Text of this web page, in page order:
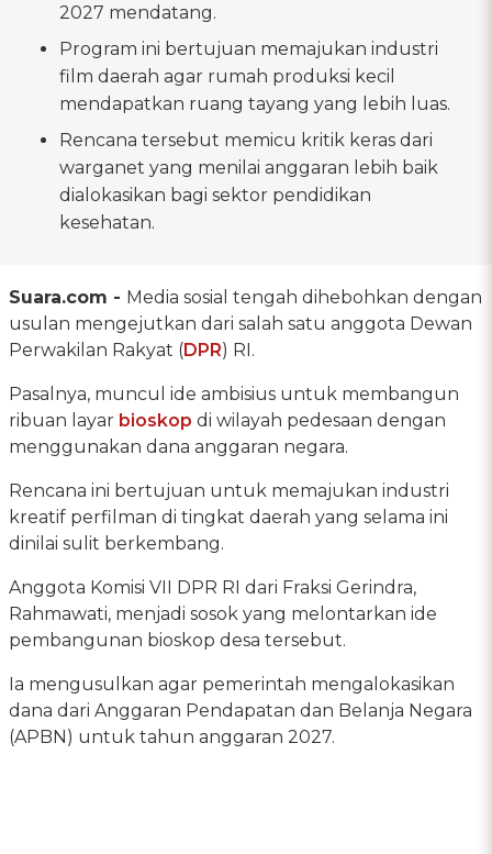
2027 mendatang.
Program ini bertujuan memajukan industri
film daerah agar rumah produksi kecil
mendapatkan ruang tayang yang lebih luas.
Rencana tersebut memicu kritik keras dari
warganet yang menilai anggaran lebih baik
dialokasikan bagi sektor pendidikan
kesehatan.
Suara.com - Media sosial tengah dihebohkan dengan
usulan mengejutkan dari salah satu anggota Dewan
Perwakilan Rakyat (DPR) RI.
Pasalnya, muncul ide ambisius untuk membangun
ribuan layar bioskop di wilayah pedesaan dengan
menggunakan dana anggaran negara.
Rencana ini bertujuan untuk memajukan industri
kreatif perfilman di tingkat daerah yang selama ini
dinilai sulit berkembang.
Anggota Komisi VII DPR RI dari Fraksi Gerindra,
Rahmawati, menjadi sosok yang melontarkan ide
pembangunan bioskop desa tersebut.
Ia mengusulkan agar pemerintah mengalokasikan
dana dari Anggaran Pendapatan dan Belanja Negara
(APBN) untuk tahun anggaran 2027.